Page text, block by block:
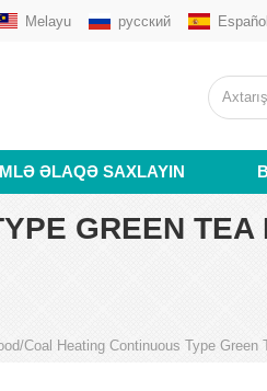
Melayu русский Español
ƏLAQƏ SAXLAYIN
GREEN
Coal Heating Continuous Type